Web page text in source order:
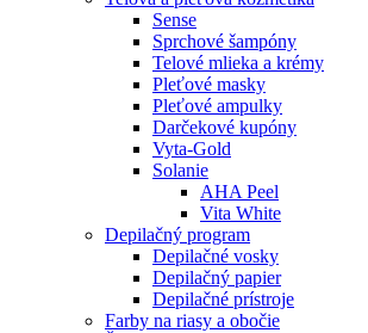
Sense
Sprchové šampóny
Telové mlieka a krémy
Pleťové masky
Pleťové ampulky
Darčekové kupóny
Vyta-Gold
Solanie
AHA Peel
Vita White
Depilačný program
Depilačné vosky
Depilačný papier
Depilačné prístroje
Farby na riasy a obočie